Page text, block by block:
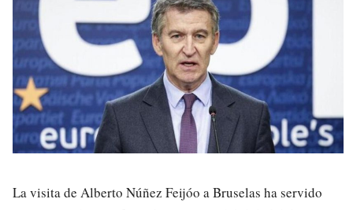
La visita de Alberto Núñez Feijóo a Bruselas ha servido